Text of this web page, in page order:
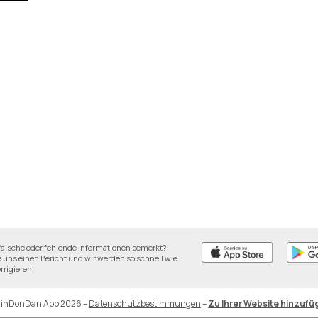
oder fehlende Informationen bemerkt?
uns einen Bericht und wir werden so schnell wie
App 2026–Datenschutzbestimmungen–Zu Ihrer Website